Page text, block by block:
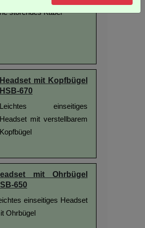
störendes Kabel
Headset mit Kopfbügel
HSB-670
Leichtes einseitiges
Headset mit verstellbarem
Kopfbügel
mit Ohrbügel
650
einseitiges Headset
Ohrbügel